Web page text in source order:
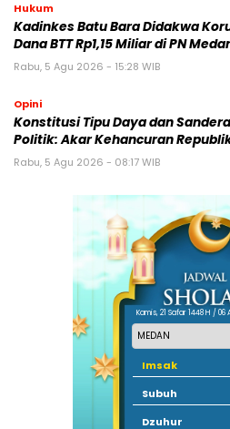
Hukum
Kadinkes Batu Bara Didakwa
Dana BTT Rp1,15 Miliar di PN
Rabu, 5 Agu 2026 - 15:28 WIB
Opini
Konstitusi Tipu Daya dan Sandera
Politik: Akar Kehancuran
Rabu, 5 Agu 2026 - 08:17 WIB
Kamis, 21 Safar 1448 H / 06
Imsak
Subuh
Dzuhur